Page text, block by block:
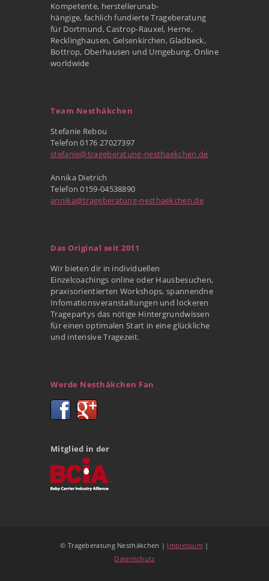
Kompetente, herstellerunab-
hängige, fachlich fundierte Trageberatung
für Dortmund, Castrop-Rauxel, Herne,
Recklinghausen, Gelsenkirchen, Gladbeck,
Bottrop, Oberhausen und Umgebung. Online
worldwide
Team Nesthäkchen
Stefanie Rebou
Telefon 0176 27027397
stefanie@trageberatung-nesthaekchen.de
Annika Dietrich
Telefon 0159-04538890
annika@trageberatung-nesthaekchen.de
Das Original seit 2011
Wir bieten dir in individuellen
Einzelcoachings online oder Hausbesuchen,
praxisorientierten Workshops, spannendne
Infomationsveranstaltungen und lockeren
Tragepartys das nötige Hintergrundwissen
für einen optimalen Start in eine glückliche
und intensive Tragezeit.
Werde Nesthäkchen Fan
Mitglied in der
© Trageberatung Nesthäkchen | Impressum |
Datenschutz